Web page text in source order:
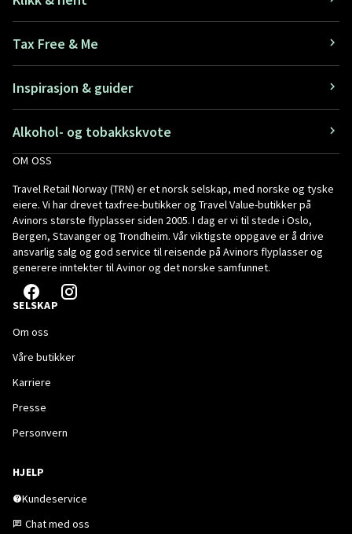
Tax Free & Me
Inspirasjon & guider
Alkohol- og tobakkskvote
OM OSS
Travel Retail Norway (TRN) er et norsk selskap, med norske og tyske
eiere. Vi har drevet taxfree-butikker og Travel Value-butikker på
Avinors største flyplasser siden 2005. I dag er vi til stede i Oslo,
Bergen, Stavanger og Trondheim. Vår viktigste oppgave er å drive
ansvarlig salg og god service til reisende på Avinors flyplasser og
generere inntekter til Avinor og det norske samfunnet.
SELSKAP
Om oss
Våre butikker
Karriere
Presse
Personvern
HJELP
Kundeservice
Chat med oss